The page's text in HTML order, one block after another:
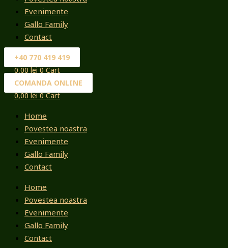
Evenimente
Gallo Family
Contact
+40 770 419 419
0,00lei 0 Cart
COMANDA ONLINE
0,00lei 0 Cart
Home
Povestea noastra
Evenimente
Gallo Family
Contact
Home
Povestea noastra
Evenimente
Gallo Family
Contact